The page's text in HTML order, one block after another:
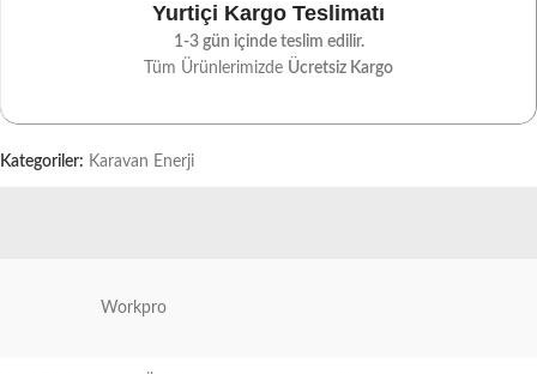
Yurtiçi Kargo Teslimatı
1-3 gün içinde teslim edilir.
Tüm Ürünlerimizde Ücretsiz Kargo
Kategoriler: Karavan Enerji
Workpro